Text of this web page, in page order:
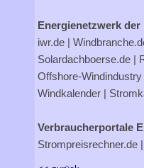
Energienetzwerk
iwr.de |
Solardachboerse.de |
Offshore-Windindustry
Windkalender |
Verbraucherportale
Strompreisrechner.de |